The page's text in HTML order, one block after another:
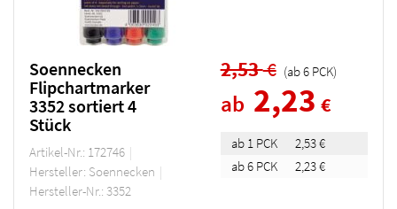
Soennecken
Flipchartmarker
3352 sortiert 4
Stück
Artikel-Nr.: 172746
Hersteller: Soennecken
Hersteller-Nr.: 3352
2,53€ (ab6 PCK)
ab 2,23 €
ab 1 PCK
2,53 €
ab 6 PCK
2,23 €